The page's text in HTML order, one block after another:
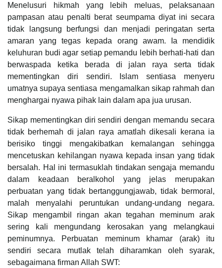
Menelusuri hikmah yang lebih meluas, pelaksanaan
pampasan atau penalti berat seumpama diyat ini secara
tidak langsung berfungsi dan menjadi peringatan serta
amaran yang tegas kepada orang awam. Ia mendidik
keluhuran budi agar setiap pemandu lebih berhati-hati dan
berwaspada ketika berada di jalan raya serta tidak
mementingkan diri sendiri. Islam sentiasa menyeru
umatnya supaya sentiasa mengamalkan sikap rahmah dan
menghargai nyawa pihak lain dalam apa jua urusan.
Sikap mementingkan diri sendiri dengan memandu secara
tidak berhemah di jalan raya amatlah dikesali kerana ia
berisiko tinggi mengakibatkan kemalangan sehingga
mencetuskan kehilangan nyawa kepada insan yang tidak
bersalah. Hal ini termasuklah tindakan sengaja memandu
dalam keadaan beralkohol yang jelas merupakan
perbuatan yang tidak bertanggungjawab, tidak bermoral,
malah menyalahi peruntukan undang-undang negara.
Sikap mengambil ringan akan tegahan meminum arak
sering kali mengundang kerosakan yang melangkaui
peminumnya. Perbuatan meminum khamar (arak) itu
sendiri secara mutlak telah diharamkan oleh syarak,
sebagaimana firman Allah SWT: